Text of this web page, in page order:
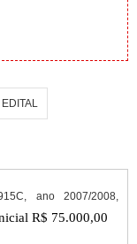
EDITAL
ano 2007/2008,
R$ 75.000,00